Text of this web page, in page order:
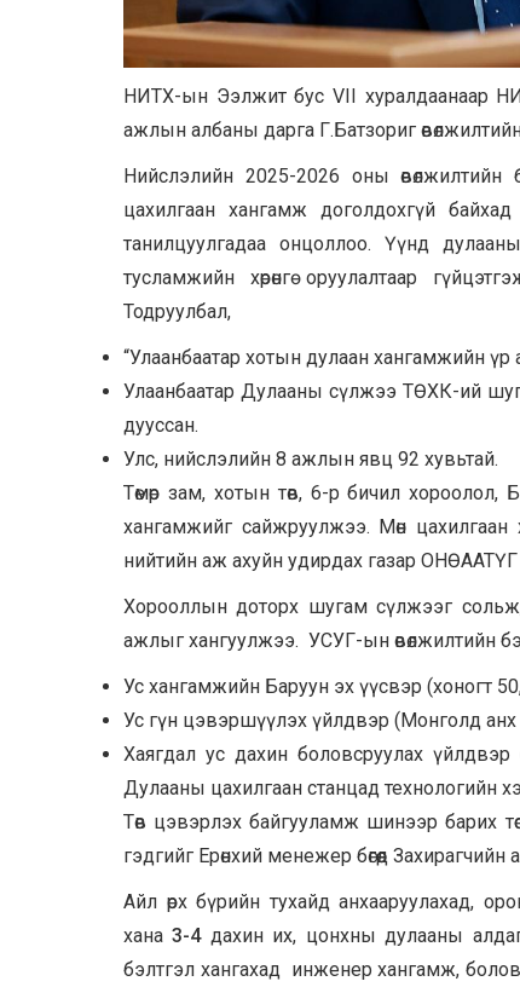
НИТХ-ын Ээлжит бус VII хуралдаанаар НИТХ-
ажлын албаны дарга Г.Батзориг
Нийслэлийн 2025-2026 оны
цахилгаан хангамж доголдохгүй
танилцуулгадаа онцоллоо. Үүнд
тусламжийн хөрөнгө оруулалтаар
Тодруулбал,
“Улаанбаатар хотын дулаан хангамжийн
Улаанбаатар Дулааны сүлжээ ТӨХК-ий
дууссан.
Улс, нийслэлийн 8 ажлын явц 92 хувьтай.
Төмөр зам, хотын төв, 6-р бичил
хангамжийг сайжруулжээ. Мөн
нийтийн аж ахуйн удирдах газар
Хорооллын доторх шугам сүлжээг
ажлыг хангуулжээ. УСУГ-ын өвөлжилтийн
Ус хангамжийн Баруун эх үүсвэр (хоногт
Ус гүн цэвэршүүлэх үйлдвэр (Монголд
Хаягдал ус дахин боловсруулах
Дулааны цахилгаан станцад технологийн
Төв цэвэрлэх байгууламж шинээр барих
гэдгийг Ерөнхий менежер бөгөөд
Айл өрх бүрийн тухайд анхааруулахад,
хана3-4дахин их, цонхны дулааны
бэлтгэл хангахад инженер хангамж,